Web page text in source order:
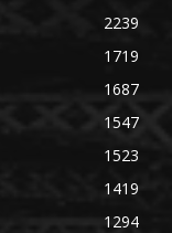
2239
1719
1687
1547
1523
1419
1294